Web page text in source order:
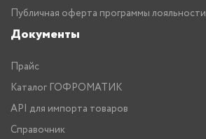
Публичная оферта программы лояльности
Документы
Прайс
Каталог ГОФРОМАТИК
API для импорта товаров
Справочник